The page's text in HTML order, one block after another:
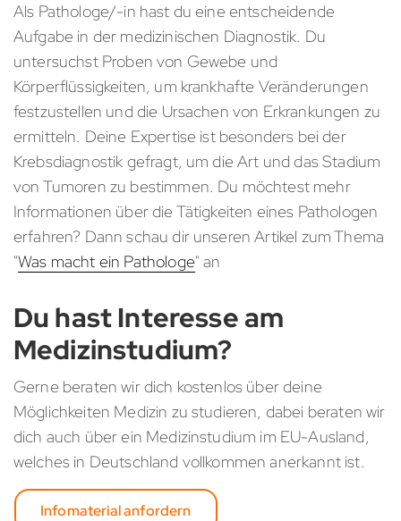
Als Pathologe/-in hast du eine entscheidende
Aufgabe in der medizinischen Diagnostik. Du
untersuchst Proben von Gewebe und
Körperflüssigkeiten, um krankhafte Veränderungen
festzustellen und die Ursachen von Erkrankungen zu
ermitteln. Deine Expertise ist besonders bei der
Krebsdiagnostik gefragt, um die Art und das Stadium
von Tumoren zu bestimmen. Du möchtest mehr
Informationen über die Tätigkeiten eines Pathologen
erfahren? Dann schau dir unseren Artikel zum Thema
"Was macht ein Pathologe" an
Du hast Interesse am
Medizinstudium?
Gerne beraten wir dich kostenlos über deine
Möglichkeiten Medizin zu studieren, dabei beraten wir
dich auch über ein Medizinstudium im EU-Ausland,
welches in Deutschland vollkommen anerkannt ist.
Infomaterial anfordern